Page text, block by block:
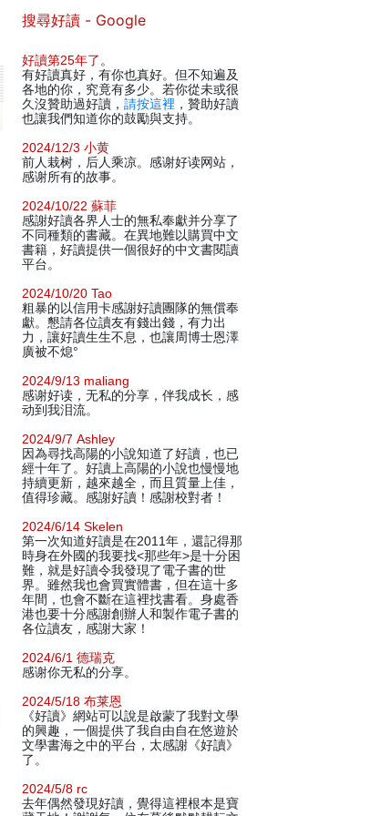
搜尋好讀 - Google
好讀第25年了 。
有好讀真好，有你也真好。但不知遍及
各地的你，究竟有多少。若你從未或很
久沒贊助過好讀， 請按這裡 ，贊助好讀
也讓我們知道你的鼓勵與支持。
2024/12/3 小黄
前人栽树，后人乘凉。感谢好读网站，
感谢所有的故事。
2024/10/22 蘇菲
感謝好讀各界人士的無私奉獻并分享了
不同種類的書藏。在異地難以購買中文
書籍，好讀提供一個很好的中文書閱讀
平台。
2024/10/20 Tao
粗暴的以信用卡感謝好讀團隊的無償奉
獻。懇請各位讀友有錢出錢，有力出
力，讓好讀生生不息，也讓周博士恩澤
廣被不熄°
2024/9/13 maliang
感谢好读，无私的分享，伴我成长，感
动到我泪流。
2024/9/7 Ashley
因為尋找高陽的小說知道了好讀，也已
經十年了。好讀上高陽的小說也慢慢地
持續更新，越來越全，而且質量上佳，
值得珍藏。感謝好讀！感謝校對者！
2024/6/14 Skelen
第一次知道好讀是在2011年，還記得那
時身在外國的我要找<那些年>是十分困
難，就是好讀令我發現了電子書的世
界。雖然我也會買實體書，但在這十多
年間，也會不斷在這裡找書看。身處香
港也要十分感謝創辦人和製作電子書的
各位讀友，感謝大家！
2024/6/1 德瑞克
感谢你无私的分享。
2024/5/18 布莱恩
《好讀》網站可以說是啟蒙了我對文學
的興趣，一個提供了我自由自在悠遊於
文學書海之中的平台，太感謝《好讀》
了。
2024/5/8 rc
去年偶然發現好讀，覺得這裡根本是寶